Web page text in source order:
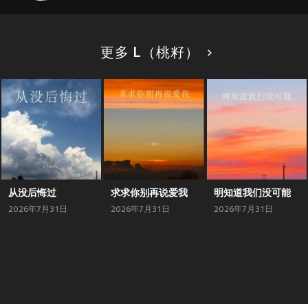
更多 L（桃籽）
从没后悔过
2026年7月31日
求求你别再说爱我
2026年7月31日
明知道我们没可能
2026年7月31日